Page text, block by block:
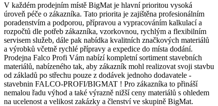
V každém prodejním místě BigMat je hlavní prioritou vysoká
úroveň péče o zákazníka. Tato priorita je zajištěna profesionálním
poradenstvím a podporou, přípravou a vypracováním kalkulací a
rozpočtů dle potřeb zákazníka, vzorkovnou, rychlým a flexibilním
servisem služeb, dále pak nabídka kvalitních značkových materiálů
a výrobků včetně rychlé přípravy a expedice do místa dodání.
Prodejna Falco Profi Vám nabízí kompletní sortiment stavebních
materiálů, nabízeného tak, aby zákazník mohl realizovat svoji stavbu
od základů po střechu pouze z dodávek jednoho dodavatele -
stavebnin FALCO-PROFI/BIGMAT ! Pro zákazníka to přináší
nemalou řadu výhod a také výrazně nižší ceny materiálů s ohledem
na ucelenost a velikost zakázky a členství ve skupině BigMat.